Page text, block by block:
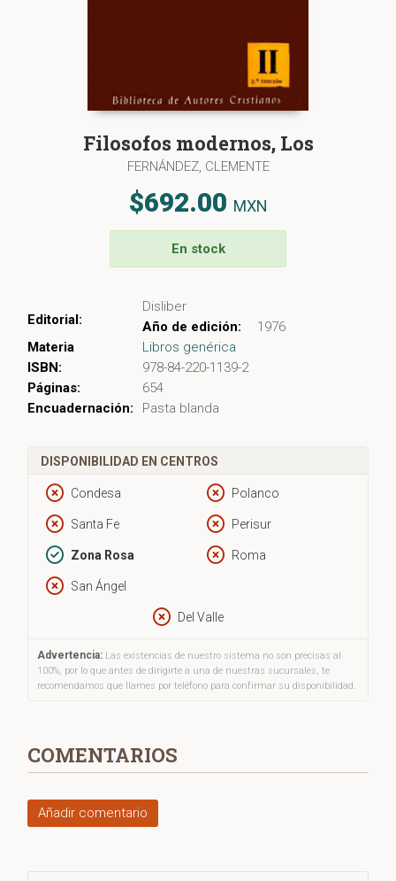
Filosofos modernos, Los
FERNÁNDEZ, CLEMENTE
$692.00 MXN
En stock
Editorial:
Disliber
Año de edición:
1976
Materia
Libros genérica
ISBN:
978-84-220-1139-2
Páginas:
654
Encuadernación:
Pasta blanda
DISPONIBILIDAD EN CENTROS
Condesa Polanco
Santa Fe Perisur
Zona Rosa Roma
San Ángel
Del Valle
Advertencia: Las existencias de nuestro sistema no son precisas al
100%, por lo que antes de dirigirte a una de nuestras sucursales, te
recomendamos que llames por teléfono para confirmar su disponibilidad.
COMENTARIOS
Añadir comentario